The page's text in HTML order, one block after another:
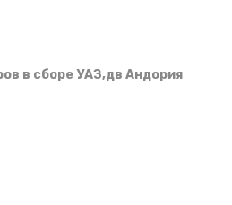
в сборе УАЗ,дв Андория